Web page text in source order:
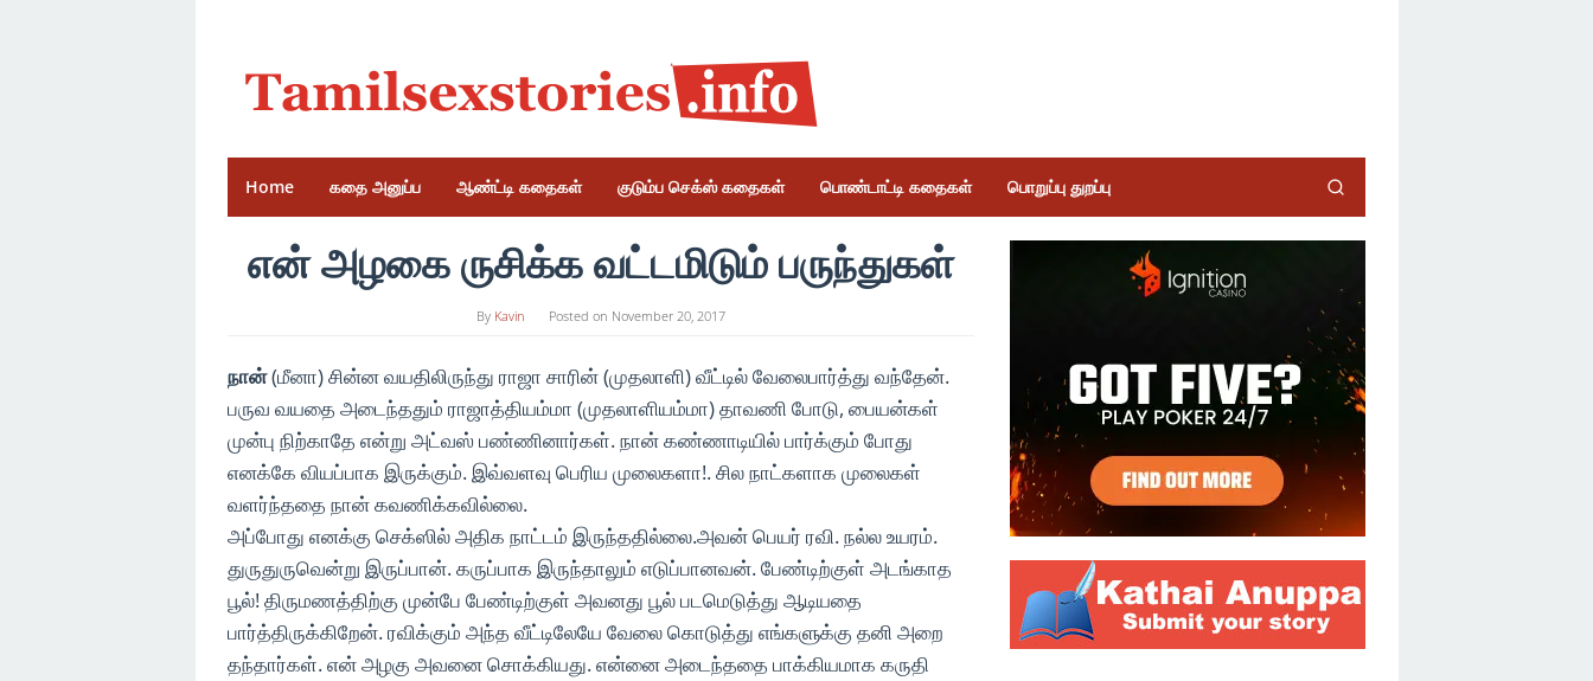
content
Home கதை அனுப்ப ஆண்ட்டி கதைகள் குடும்ப செக்ஸ் கதைகள் பொண்டாட்டி கதைகள் பொறுப்பு துறப்பு
என் அழகை ருசிக்க வட்டமிடும் பருந்துகள்
By Kavin Posted on November 20, 2017
நான்(மீனா) சின்ன வயதிலிருந்து ராஜா சாரின் (முதலாளி) வீட்டில் வேலைபார்த்து வந்தேன்.
பருவ வயதை அடைந்ததும் ராஜாத்தியம்மா (முதலாளியம்மா) தாவணி போடு, பையன்கள்
முன்பு நிற்காதே என்று அட்வஸ் பண்ணினார்கள். நான் கண்ணாடியில் பார்க்கும் போது
எனக்கே வியப்பாக இருக்கும். இவ்வளவு பெரிய முலைகளா!. சில நாட்களாக முலைகள்
வளர்ந்ததை நான் கவணிக்கவில்லை.
அப்போது எனக்கு செக்ஸில் அதிக நாட்டம் இருந்ததில்லை.அவன் பெயர் ரவி. நல்ல உயரம்.
துருதுருவென்று இருப்பான். கருப்பாக இருந்தாலும் எடுப்பானவன். பேண்டிற்குள் அடங்காத
பூல்! திருமணத்திற்கு முன்பே பேண்டிற்குள் அவனது பூல் படமெடுத்து ஆடியதை
பார்த்திருக்கிறேன். ரவிக்கும் அந்த வீட்டிலேயே வேலை கொடுத்து எங்களுக்கு தனி அறை
தந்தார்கள். என் அழகு அவனை சொக்கியது. என்னை அடைந்ததை பாக்கியமாக கருதி